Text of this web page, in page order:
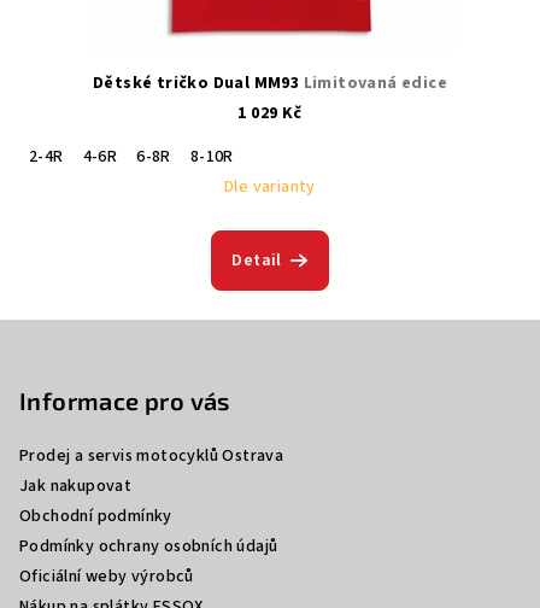
Dětské tričko Dual MM93 Limitovaná edice
1 029 Kč
2-4R
4-6R 6-8R
8-10R
Dle varianty
Detail
Informace pro vás
Prodej a servis motocyklů Ostrava
Jak nakupovat
Obchodní podmínky
Podmínky ochrany osobních údajů
Oficiální weby výrobců